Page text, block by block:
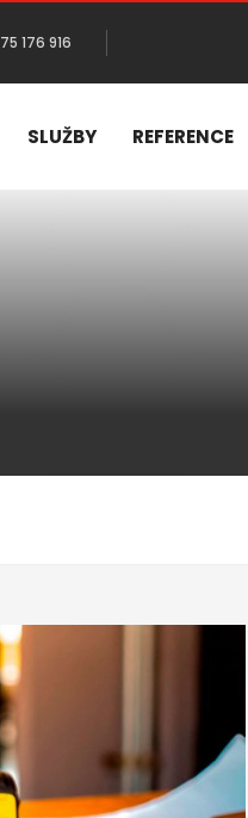
176 916
SLUŽBY REFERENCE